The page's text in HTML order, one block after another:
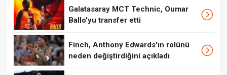
Galatasaray MCT Technic, Oumar
Ballo'yu transfer etti
Finch, Anthony Edwards'ın rolünü
neden değiştirdiğini açıkladı